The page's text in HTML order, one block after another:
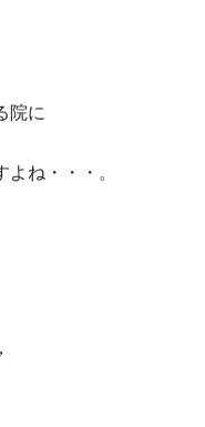
院に
ね・・・。